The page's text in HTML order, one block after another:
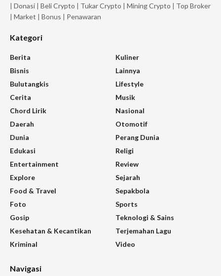
Donasi Beli Crypto Tukar Crypto Mining Crypto
Top Broker
Market Bonus Penawaran
Kategori
Berita
Bisnis
Bulutangkis
Cerita
Chord Lirik
Daerah
Dunia
Edukasi
Entertainment
Explore
Food & Travel
Foto
Gosip
Kesehatan & Kecantikan
Kriminal
Kuliner
Lainnya
Lifestyle
Musik
Nasional
Otomotif
Perang Dunia
Religi
Review
Sejarah
Sepakbola
Sports
Teknologi & Sains
Terjemahan Lagu
Video
Navigasi